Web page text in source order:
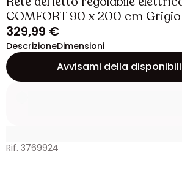
COMFORT 90 x 200 cm Grigio
329,99 €
DescrizioneDimensioni
Avvisami della
Rif. 3769924